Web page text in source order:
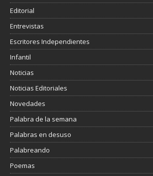
Editorial
Entrevistas
Escritores Independientes
Infantil
Noticias
Noticias Editoriales
Novedades
Palabra de la semana
Palabras en desuso
Palabreando
Poemas